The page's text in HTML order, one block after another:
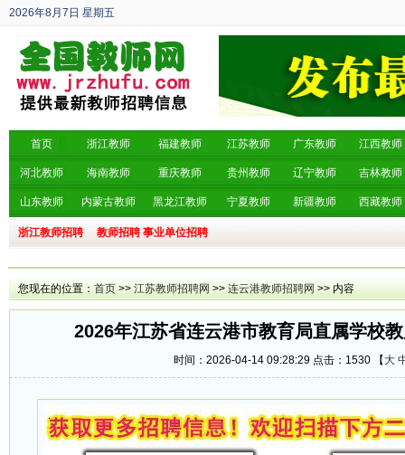
2026年8月7日 星期五
丙午年 六月廿五
首页 浙江教师 福建教师 江苏教师 广东教师 江西教师
河北教师 海南教师 重庆教师 贵州教师 辽宁教师 吉林教师
山东教师 内蒙古教师 黑龙江教师 宁夏教师 新疆教师 西藏教师
浙江教师招聘 教师招聘 事业单位招聘
您现在的位置： 首页 >> 江苏教师招聘网 >> 连云港教师招聘网 >> 内容
2026年江苏省连云港市教育局直属学校
时间：2026-04-14 09:28:29 点击： 1530 【 大